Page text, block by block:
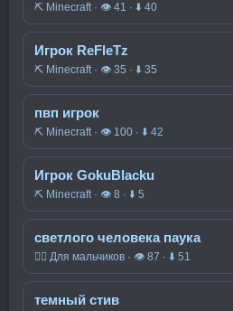
⛏️ Minecraft · 👁 41 · ⬇ 40
Игрок ReFleTz
⛏️ Minecraft · 👁 35 · ⬇ 35
пвп игрок
⛏️ Minecraft · 👁 100 · ⬇ 42
Игрок GokuBlacku
⛏️ Minecraft · 👁 8 · ⬇ 5
светлого человека паука
🧍‍♂️ Для мальчиков · 👁 87 · ⬇ 51
темный стив